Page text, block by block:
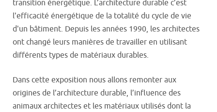
transition énergétique. L’architecture durable c’est
l'efficacité énergétique de la totalité du cycle de vie
d'un bâtiment. Depuis les années 1990, les architectes
ont changé leurs manières de travailler en utilisant
différents types de matériaux durables.
Dans cette exposition nous allons remonter aux
origines de l’architecture durable, l’influence des
animaux architectes et les matériaux utilisés dont la